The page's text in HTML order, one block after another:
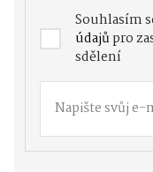
Souhlasím
údajůpro
sdělení